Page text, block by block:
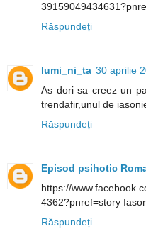
Răspundeți
lumi_ni_ta 30 aprilie
As dori sa creez un
trendafir,unul de
Răspundeți
Episod psihotic
https://
4362?pnref=story
Răspundeți